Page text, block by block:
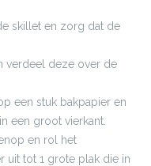
skillet en zorg dat de
verdeel deze over de
een stuk bakpapier en
een groot vierkant.
en rol het
uit tot 1 grote plak die in